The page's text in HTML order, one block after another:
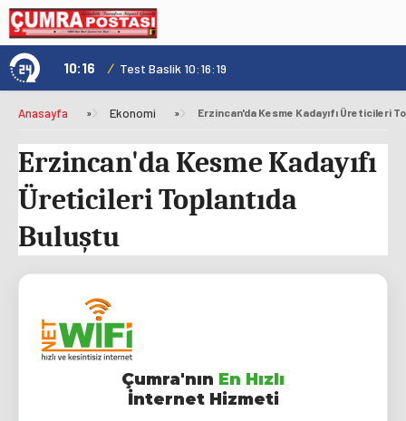
10:16 / Test Baslik 10:16:19
Anasayfa » Ekonomi » Erzincan'da Kesme Kadayıfı Üreticileri
Erzincan'da Kesme Kadayıfı
Üreticileri Toplantıda
Buluştu
Çumra'nın En Hızlı
İnternet Hizmeti